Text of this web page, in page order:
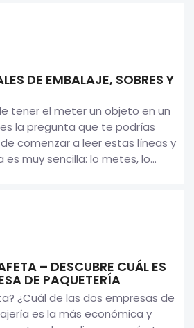
DE EMBALAJE, SOBRES Y
tener el meter un objeto en un
la pregunta que te podrías
comenzar a leer estas líneas y
muy sencilla: lo metes, lo...
– DESCUBRE CUÁL ES
DE PAQUETERÍA
¿Cuál de las dos empresas de
es la más económica y